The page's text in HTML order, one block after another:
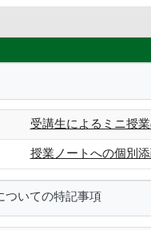
受講生によるミニ授
授業ノートへの個別
ついての特記事項